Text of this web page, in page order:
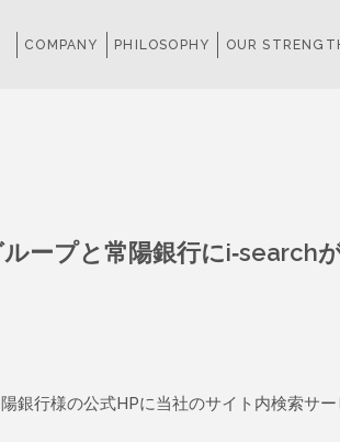
COMPANY PHILOSOPHY OUR
ープと常陽銀行にi-search
行様の公式HPに当社のサイト内検索サー